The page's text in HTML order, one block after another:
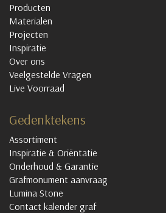
Producten
Materialen
Projecten
Inspiratie
Over ons
Veelgestelde Vragen
Live Voorraad
Gedenktekens
Assortiment
Inspiratie & Oriëntatie
Onderhoud & Garantie
Grafmonument aanvraag
Lumina Stone
Contact kalender graf